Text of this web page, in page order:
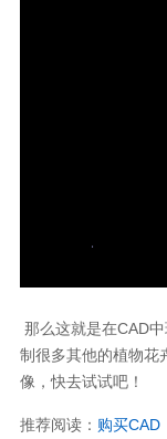
那么这就是在CAD
制很多其他的植物花
像，快去试试吧！
推荐阅读： 购买CAD